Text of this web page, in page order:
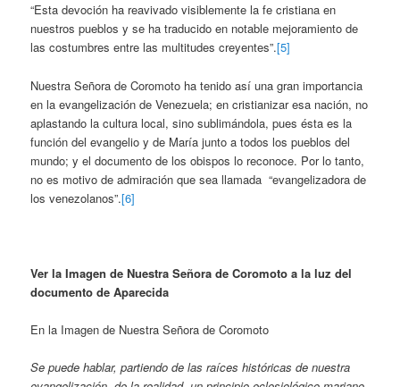
“Esta devoción ha reavivado visiblemente la fe cristiana en
nuestros pueblos y se ha traducido en notable mejoramiento de
las costumbres entre las multitudes creyentes”.[5]
Nuestra Señora de Coromoto ha tenido así una gran importancia
en la evangelización de Venezuela; en cristianizar esa nación, no
aplastando la cultura local, sino sublimándola, pues ésta es la
función del evangelio y de María junto a todos los pueblos del
mundo; y el documento de los obispos lo reconoce. Por lo tanto,
no es motivo de admiración que sea llamada “evangelizadora de
los venezolanos”.[6]
Ver la Imagen de Nuestra Señora de Coromoto a la luz del
documento de Aparecida
En la Imagen de Nuestra Señora de Coromoto
Se puede hablar, partiendo de las raíces históricas de nuestra